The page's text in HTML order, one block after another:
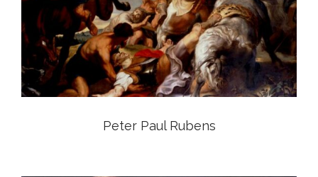
Peter Paul Rubens
View